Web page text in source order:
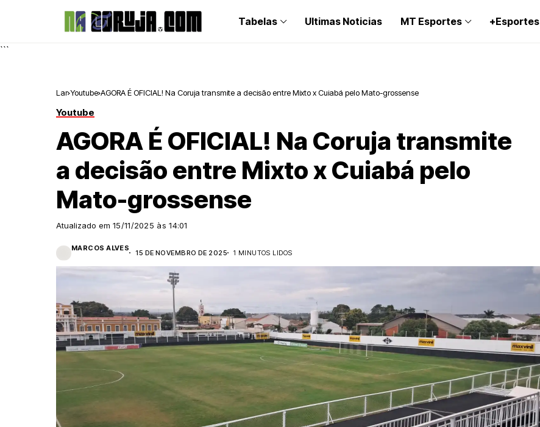
Tabelas Ultimas Noticias MT Esportes +Esportes
```
Lar Youtube AGORA É OFICIAL! Na Coruja transmite a decisão entre Mixto x Cuiabá pelo Mato-grossense
Youtube
AGORA É OFICIAL! Na Coruja transmite
a decisão entre Mixto x Cuiabá pelo
Mato-grossense
Atualizado em 15/11/2025 às 14:01
MARCOS ALVES
15 DE NOVEMBRO DE 2025 1 MINUTOS LIDOS